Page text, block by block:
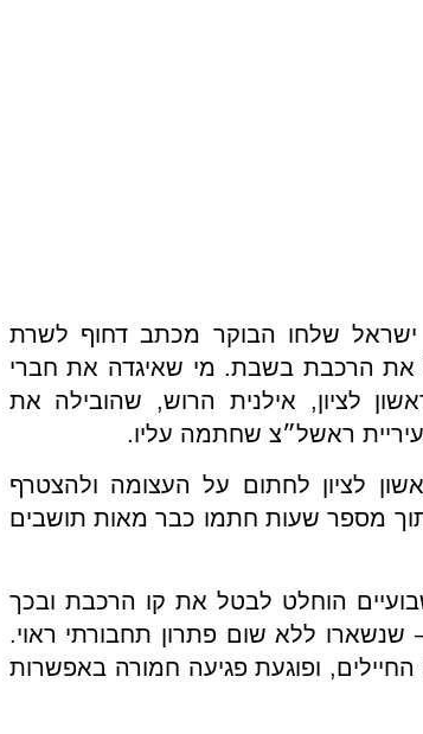
שלחו הבוקר מכתב דחוף לשרת
את הרכבת בשבת. מי שאיגדה את חברי
לציון, אילנית הרוש, שהובילה את
ראשל״צ שחתמה עליו.
לציון לחתום על העצומה ולהצטרף
מספר שעות חתמו כבר מאות תושבים
הוחלט לבטל את קו הרכבת ובכך
ללא שום פתרון תחבורתי ראוי.
ופוגעת פגיעה חמורה באפשרות